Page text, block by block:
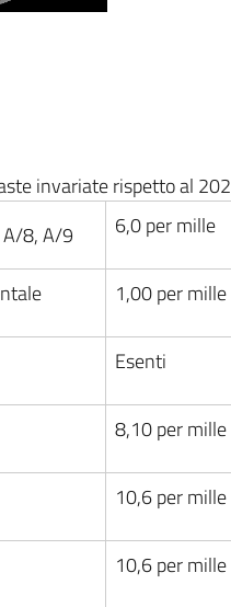
invariate rispetto al
8, A/9
6,0 per mille
1,00 per mille
Esenti
8,10 per mille
10,6 per mille
10,6 per mille